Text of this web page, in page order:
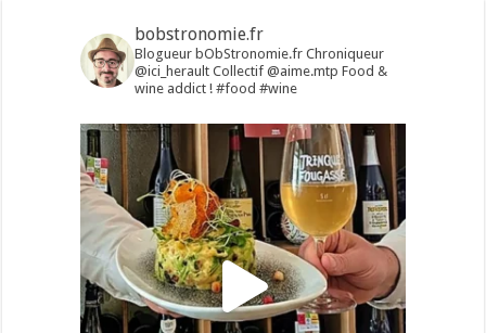
bobstronomie.fr
Blogueur bObStronomie.fr Chroniqueur
@ici_heraultCollectif @aime.mtp Food &
wine addict !#food #wine